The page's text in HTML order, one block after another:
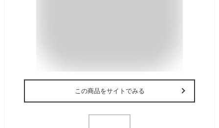
この商品をサイトでみる